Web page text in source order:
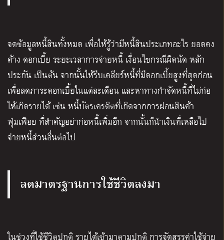
จดข้อมูลหนี้สินทั้งหมด เพื่อให้รู้ว่ามีหนี้สินประเภทอะไร ยอดคง
ค้าง ดอกเบี้ย ระยะเวลาการจ่ายหนี้ เงื่อนไขกรณีผิดนัด หลัก
ประกัน เป็นต้น จากนั้นให้รีบเคลียร์หนี้ที่มีดอกเบี้ยสูงที่สุดก่อน
เพื่อลดภาระดอกเบี้ยในแต่ละเดือน และหาทางกำจัดหนี้ที่ไม่ก่อ
ให้เกิดรายได้ เช่น หนี้บัตรเครดิตที่เกิดจากการผ่อนสินค้า
ฟุ่มเฟือย ที่สำคัญอย่าก่อหนี้เพิ่มอีก จากนั้นก็นำเงินที่เหลือไป
จ่ายหนี้ส่วนอื่นต่อไป
ลดมาตรฐานการใช้ชีวิตลงมา
ในช่วงที่ใช้ชีวิตปกติ รายได้เข้ามาตามปกติ การจัดสรรค่าใช้จ่าย